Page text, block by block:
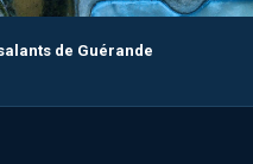
de Guérande